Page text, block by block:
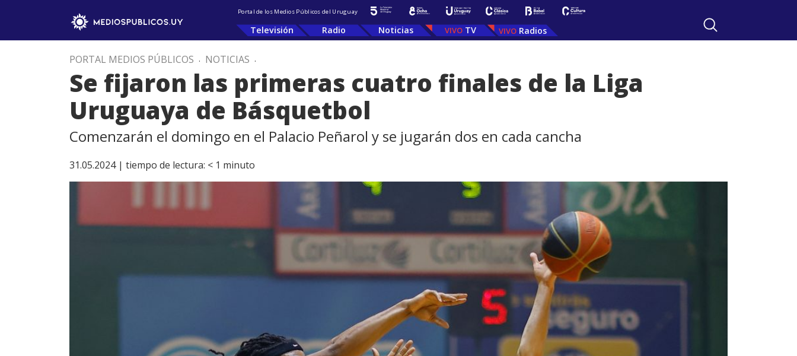
Portal de los Medios Públicos del Uruguay
Televisión Radio Noticias TV Radios
PORTAL MEDIOS PÚBLICOS . NOTICIAS .
Se fijaron las primeras cuatro finales de la Liga
Uruguaya de Básquetbol
Comenzarán el domingo en el Palacio Peñarol y se jugarán dos en cada cancha
31.05.2024 | tiempo de lectura: < 1 minuto